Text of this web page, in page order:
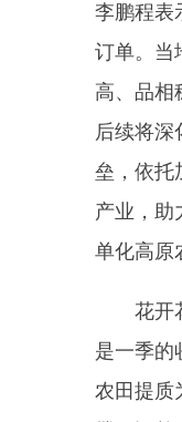
是一季的
农田提质
撑、订单
门口就能
（来源：克
分享：
主办：新疆乌恰县人
政府网站标识码：
地 址：新疆克州乌